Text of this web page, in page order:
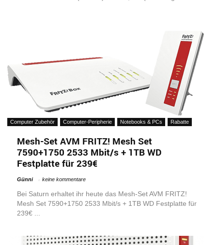
Computer Zubehör Computer-Peripherie Notebooks & PCs Rabatte
Mesh-Set AVM FRITZ! Mesh Set
7590+1750 2533 Mbit/s + 1TB WD
Festplatte für 239€
Günni keine kommentare
Bei Saturn erhaltet ihr heute das Mesh-Set AVM FRITZ!
Mesh Set 7590+1750 2533 Mbit/s + 1TB WD Festplatte für
239€ ...